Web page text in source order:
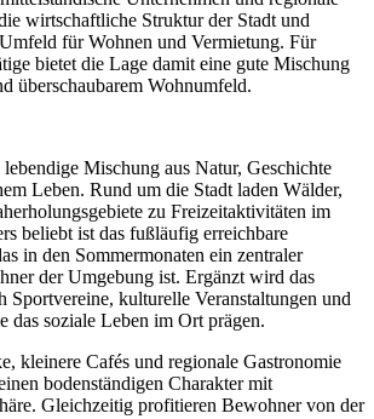
wirtschaftliche Struktur der Stadt und
für Wohnen und Vermietung. Für
bietet die Lage damit eine gute Mischung
überschaubarem Wohnumfeld.
Mischung aus Natur, Geschichte
Leben. Rund um die Stadt laden Wälder,
zu Freizeitaktivitäten im
beliebt ist das fußläufig erreichbare
in den Sommermonaten ein zentraler
der Umgebung ist. Ergänzt wird das
Sportvereine, kulturelle Veranstaltungen und
das soziale Leben im Ort prägen.
kleinere Cafés und regionale Gastronomie
bodenständigen Charakter mit
Gleichzeitig profitieren Bewohner von der